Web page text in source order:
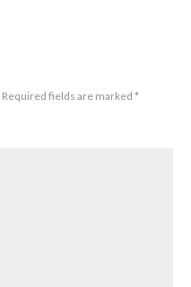
Required fields are marked *